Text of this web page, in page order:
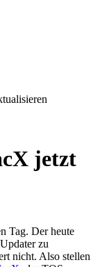
jetzt
Tag. Der heute
zu
nicht. Also stellen